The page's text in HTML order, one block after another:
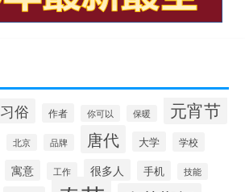
习俗 作者 你可以 保暖 元宵节
北京 品牌 唐代 大学 学校
寓意 工作 很多人 手机 技能